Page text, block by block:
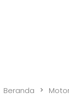
Beranda